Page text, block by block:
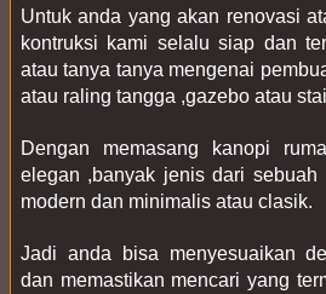
Untuk anda yang akan renovasi
kontruksi kami selalu siap dan
atau tanya tanya mengenai
atau raling tangga ,gazebo atau
Dengan memasang kanopi
elegan ,banyak jenis dari sebuah
modern dan minimalis atau clasik.
Jadi anda bisa menyesuaikan
dan memastikan mencari yang